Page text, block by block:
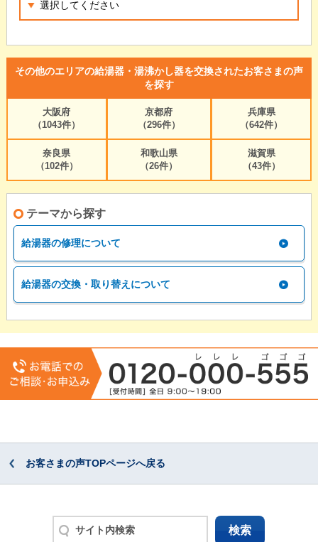
その他のエリアの給湯器・湯沸かし器を交換されたお客さまの声
を探す
大阪府
（1043件）
京都府
（296件）
兵庫県
（642件）
奈良県
（102件）
和歌山県
（26件）
滋賀県
（43件）
テーマから探す
給湯器の修理について
給湯器の交換・取り替えについて
お客さまの声TOPページへ戻る